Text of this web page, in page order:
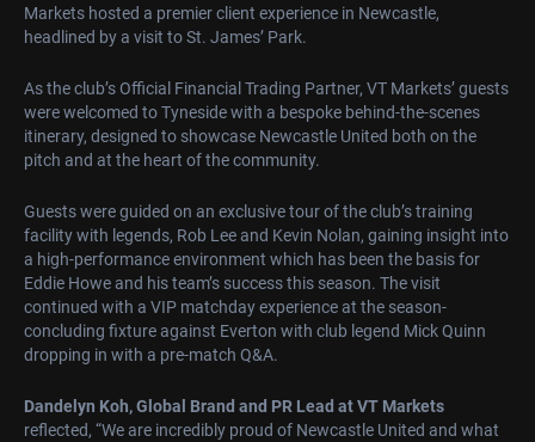
Markets hosted a premier client experience in Newcastle,
headlined by a visit to St. James’ Park.
As the club’s Official Financial Trading Partner, VT Markets’ guests
were welcomed to Tyneside with a bespoke behind-the-scenes
itinerary, designed to showcase Newcastle United both on the
pitch and at the heart of the community.
Guests were guided on an exclusive tour of the club’s training
facility with legends, Rob Lee and Kevin Nolan, gaining insight into
a high-performance environment which has been the basis for
Eddie Howe and his team’s success this season. The visit
continued with a VIP matchday experience at the season-
concluding fixture against Everton with club legend Mick Quinn
dropping in with a pre-match Q&A.
Dandelyn Koh, Global Brand and PR Lead at VT Markets
reflected, “We are incredibly proud of Newcastle United and what